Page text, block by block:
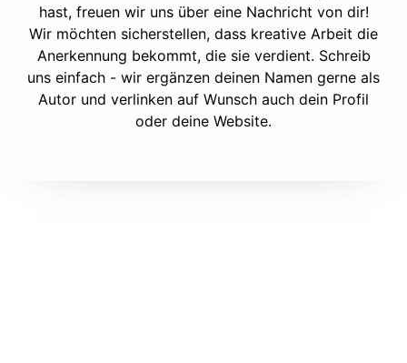
hast, freuen wir uns über eine Nachricht von dir!
Wir möchten sicherstellen, dass kreative Arbeit die
Anerkennung bekommt, die sie verdient. Schreib
uns einfach - wir ergänzen deinen Namen gerne als
Autor und verlinken auf Wunsch auch dein Profil
oder deine Website.